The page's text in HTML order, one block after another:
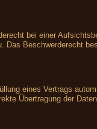
bei einer
Beschwerderecht
eines Vertrags
Übertragung der